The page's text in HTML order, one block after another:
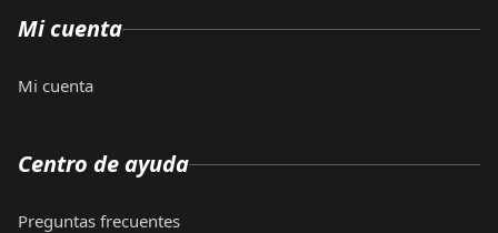
Mi cuenta
Mi cuenta
Centro de ayuda
Preguntas frecuentes